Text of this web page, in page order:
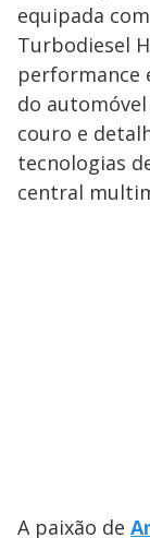
equipada
Turbodiesel
performance
do
couro e
tecnologias
central
A paixão de